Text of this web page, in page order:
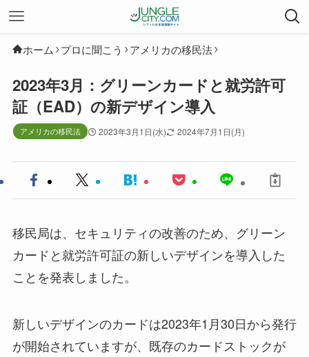
ホーム プロに聞こう アメリカの移民法
2023年3月：グリーンカードと就労許可
証（EAD）の新デザイン導入
アメリカの移民法 2023年3月1日(水) 2024年7月1日(月)
移民局は、セキュリティの改善のため、グリーン
カードと就労許可証の新しいデザインを導入した
ことを発表しました。
新しいデザインのカードは2023年1月30日から発行
が開始されていますが、既存のカードストックが